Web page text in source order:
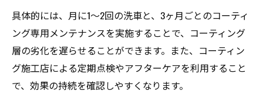
具体的には、月に1〜2回の洗車と、3ヶ月ごとのコーティ
ング専用メンテナンスを実施することで、コーティング
層の劣化を遅らせることができます。また、コーティン
グ施工店による定期点検やアフターケアを利用すること
で、効果の持続を確認しやすくなります。